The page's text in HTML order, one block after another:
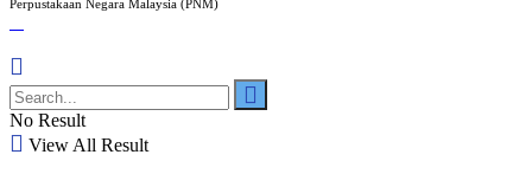
Perpustakaan Negara Malaysia (PNM)
No Result
View All Result